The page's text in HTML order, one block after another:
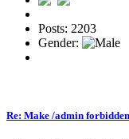
Posts: 2203
Gender:
Re: Make /admin